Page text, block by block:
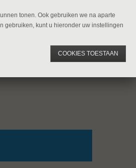
tonen. Ook gebruiken we na aparte
gebruiken, kunt u hieronder uw instellingen
COOKIES TOESTAAN